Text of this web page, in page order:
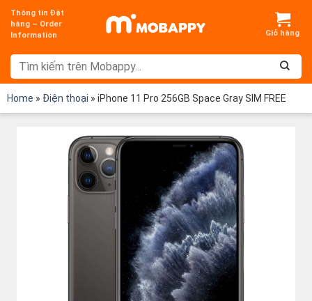
Chuyển
đến
dung
Thông tin Đặt
hàng – Order
Information
Home » Điện thoại » iPhone 11 Pro 256GB Space Gray SIM FREE